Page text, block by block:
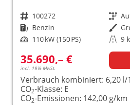
Fahrzeugnr. 100272 Getriebe
Kraftstoff Benzin Außenfarbe
Leistung 110 kW (150 PS) Kilometerstand 9
35.690,– €
incl. 19% MwSt.
Verbrauch kombiniert: 6,20 l/
CO2-Klasse: E
CO2-Emissionen: 142,00 g/km